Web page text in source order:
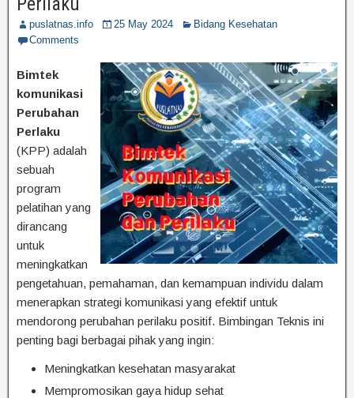
puslatnas.info 25 May 2024
Bidang Kesehatan
Comments
Bimtek
komunikasi
Perubahan
Perlaku
(KPP) adalah
sebuah
program
pelatihan yang
dirancang
untuk
meningkatkan
pengetahuan, pemahaman, dan kemampuan individu dalam
menerapkan strategi komunikasi yang efektif untuk
mendorong perubahan perilaku positif. Bimbingan Teknis ini
penting bagi berbagai pihak yang ingin:
Meningkatkan kesehatan masyarakat
Mempromosikan gaya hidup sehat